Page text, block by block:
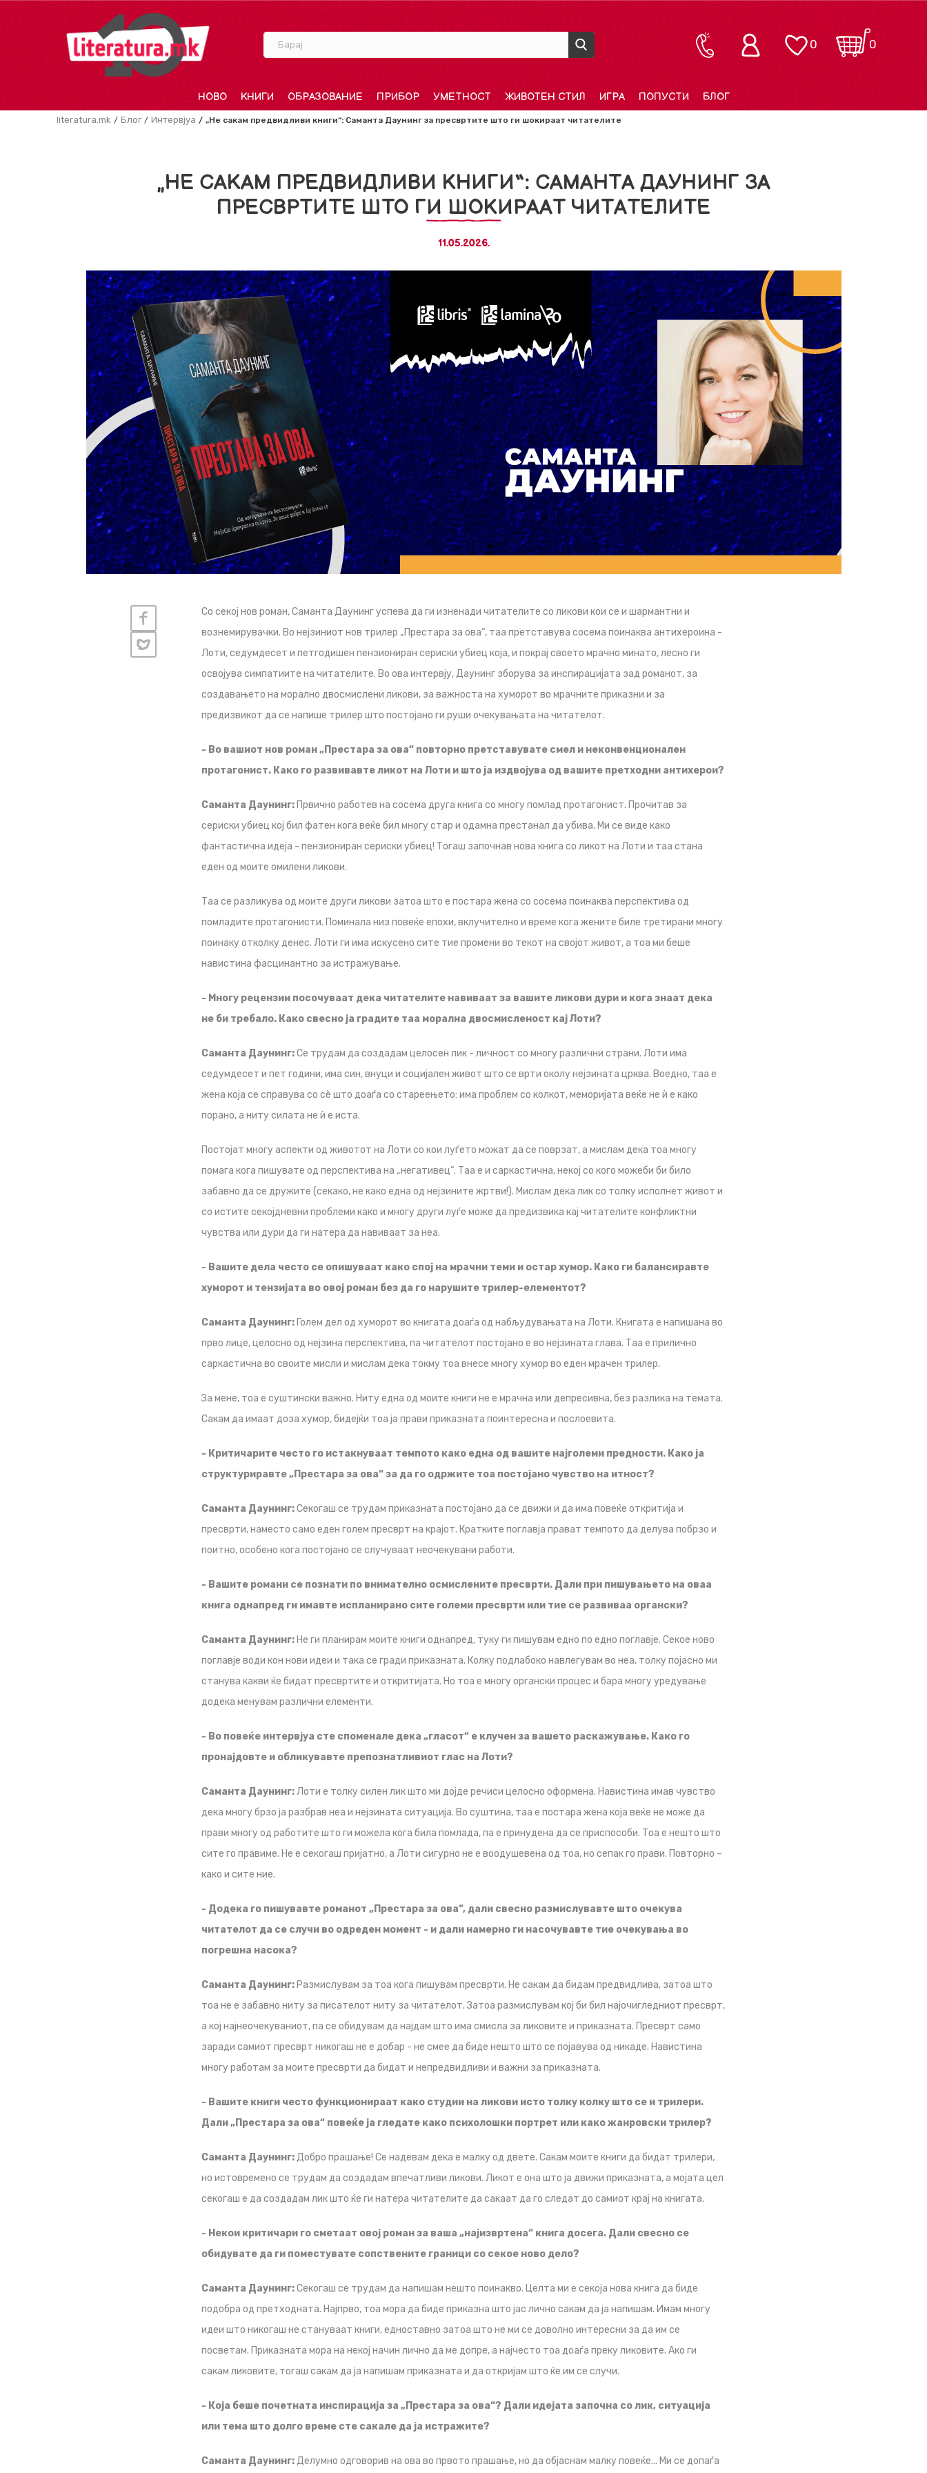
Барај 0
0
НОВО КНИГИ ОБРАЗОВАНИЕ ПРИБОР УМЕТНОСТ ЖИВОТЕН СТИЛ ИГРА ПОПУСТИ БЛОГ
literatura.mk Блог Интервјуа „Не сакам предвидливи книги“: Саманта Даунинг за пресвртите што ги шокираат читателите
„НЕ САКАМ ПРЕДВИДЛИВИ КНИГИ“: САМАНТА ДАУНИНГ ЗА
ПРЕСВРТИТЕ ШТО ГИ ШОКИРААТ ЧИТАТЕЛИТЕ
11.05.2026.
Со секој нов роман, Саманта Даунинг успева да ги изненади читателите со ликови кои се и шармантни и
вознемирувачки. Во нејзиниот нов трилер „Престара за ова“, таа претставува сосема поинаква антихероина -
Лоти, седумдесет и петгодишен пензиониран сериски убиец која, и покрај своето мрачно минато, лесно ги
освојува симпатиите на читателите. Во ова интервју, Даунинг зборува за инспирацијата зад романот, за
создавањето на морално двосмислени ликови, за важноста на хуморот во мрачните приказни и за
предизвикот да се напише трилер што постојано ги руши очекувањата на читателот.
- Во вашиот нов роман „Престара за ова“ повторно претставувате смел и неконвенционален
протагонист. Како го развивавте ликот на Лоти и што ја издвојува од вашите претходни антихерои?
Саманта Даунинг: Првично работев на сосема друга книга со многу помлад протагонист. Прочитав за
сериски убиец кој бил фатен кога веќе бил многу стар и одамна престанал да убива. Ми се виде како
фантастична идеја - пензиониран сериски убиец! Тогаш започнав нова книга со ликот на Лоти и таа стана
еден од моите омилени ликови.
Таа се разликува од моите други ликови затоа што е постара жена со сосема поинаква перспектива од
помладите протагонисти. Поминала низ повеќе епохи, вклучително и време кога жените биле третирани многу
поинаку отколку денес. Лоти ги има искусено сите тие промени во текот на својот живот, а тоа ми беше
навистина фасцинантно за истражување.
- Многу рецензии посочуваат дека читателите навиваат за вашите ликови дури и кога знаат дека
не би требало. Како свесно ја градите таа морална двосмисленост кај Лоти?
Саманта Даунинг:Се трудам да создадам целосен лик - личност со многу различни страни. Лоти има
седумдесет и пет години, има син, внуци и социјален живот што се врти околу нејзината црква. Воедно, таа е
жена која се справува со сè што доаѓа со стареењето: има проблем со колкот, меморијата веќе не ѝ е како
порано, а ниту силата не ѝ е иста.
Постојат многу аспекти од животот на Лоти со кои луѓето можат да се поврзат, а мислам дека тоа многу
помага кога пишувате од перспектива на „негативец“. Таа е и саркастична, некој со кого можеби би било
забавно да се дружите (секако, не како една од нејзините жртви!). Мислам дека лик со толку исполнет живот и
со истите секојдневни проблеми како и многу други луѓе може да предизвика кај читателите конфликтни
чувства или дури да ги натера да навиваат за неа.
- Вашите дела често се опишуваат како спој на мрачни теми и остар хумор. Како ги балансиравте
хуморот и тензијата во овој роман без да го нарушите трилер-елементот?
Саманта Даунинг: Голем дел од хуморот во книгата доаѓа од набљудувањата на Лоти. Книгата е напишана во
прво лице, целосно од нејзина перспектива, па читателот постојано е во нејзината глава. Таа е прилично
саркастична во своите мисли и мислам дека токму тоа внесе многу хумор во еден мрачен трилер.
За мене, тоа е суштински важно. Ниту една од моите книги не е мрачна или депресивна, без разлика на темата.
Сакам да имаат доза хумор, бидејќи тоа ја прави приказната поинтересна и послоевита.
- Критичарите често го истакнуваат темпото како една од вашите најголеми предности. Како ја
структуриравте „Престара за ова“ за да го одржите тоа постојано чувство на итност?
Саманта Даунинг:Секогаш се трудам приказната постојано да се движи и да има повеќе откритија и
пресврти, наместо само еден голем пресврт на крајот. Кратките поглавја прават темпото да делува побрзо и
поитно, особено кога постојано се случуваат неочекувани работи.
- Вашите романи се познати по внимателно осмислените пресврти. Дали при пишувањето на оваа
книга однапред ги имавте испланирано сите големи пресврти или тие се развиваа органски?
Саманта Даунинг: Не ги планирам моите книги однапред, туку ги пишувам едно по едно поглавје. Секое ново
поглавје води кон нови идеи и така се гради приказната. Колку подлабоко навлегувам во неа, толку појасно ми
станува какви ќе бидат пресвртите и откритијата. Но тоа е многу органски процес и бара многу уредување
додека менувам различни елементи.
- Во повеќе интервјуа сте споменале дека „гласот“ е клучен за вашето раскажување. Како го
пронајдовте и обликувавте препознатливиот глас на Лоти?
Саманта Даунинг:Лоти е толку силен лик што ми дојде речиси целосно оформена. Навистина имав чувство
дека многу брзо ја разбрав неа и нејзината ситуација. Во суштина, таа е постара жена која веќе не може да
прави многу од работите што ги можела кога била помлада, па е принудена да се приспособи. Тоа е нешто што
сите го правиме. Не е секогаш пријатно, а Лоти сигурно не е воодушевена од тоа, но сепак го прави. Повторно –
како и сите ние.
- Додека го пишувавте романот „Престара за ова“, дали свесно размислувавте што очекува
читателот да се случи во одреден момент - и дали намерно ги насочувавте тие очекувања во
погрешна насока?
Саманта Даунинг: Размислувам за тоа кога пишувам пресврти. Не сакам да бидам предвидлива, затоа што
тоа не е забавно ниту за писателот ниту за читателот. Затоа размислувам кој би бил најочигледниот пресврт,
а кој најнеочекуваниот, па се обидувам да најдам што има смисла за ликовите и приказната. Пресврт само
заради самиот пресврт никогаш не е добар - не смее да биде нешто што се појавува од никаде. Навистина
многу работам за моите пресврти да бидат и непредвидливи и важни за приказната.
- Вашите книги често функционираат како студии на ликови исто толку колку што се и трилери.
Дали „Престара за ова“ повеќе ја гледате како психолошки портрет или како жанровски трилер?
Саманта Даунинг:Добро прашање! Се надевам дека е малку од двете. Сакам моите книги да бидат трилери,
но истовремено се трудам да создадам впечатливи ликови. Ликот е она што ја движи приказната, а мојата цел
секогаш е да создадам лик што ќе ги натера читателите да сакаат да го следат до самиот крај на книгата.
- Некои критичари го сметаат овој роман за ваша „најизвртена“ книга досега. Дали свесно се
обидувате да ги поместувате сопствените граници со секое ново дело?
Саманта Даунинг:Секогаш се трудам да напишам нешто поинакво. Целта ми е секоја нова книга да биде
подобра од претходната. Најпрво, тоа мора да биде приказна што јас лично сакам да ја напишам. Имам многу
идеи што никогаш не стануваат книги, едноставно затоа што не ми се доволно интересни за да им се
посветам. Приказната мора на некој начин лично да ме допре, а најчесто тоа доаѓа преку ликовите. Ако ги
сакам ликовите, тогаш сакам да ја напишам приказната и да откријам што ќе им се случи.
- Која беше почетната инспирација за „Престара за ова“? Дали идејата започна со лик, ситуација
или тема што долго време сте сакале да ја истражите?
Саманта Даунинг:Делумно одговорив на ова во првото прашање, но да објаснам малку повеќе... Ми се допаѓа